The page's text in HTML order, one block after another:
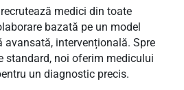
medici din toate
bazată pe un model
avansată, intervențională. Spre
standard, noi oferim medicului
un diagnostic precis.